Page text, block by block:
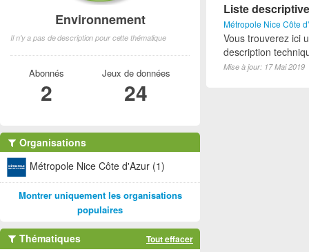
Liste
Métropole Nice Côte
Vous trouverez ici
description
Mise à jour: 17 Mai 2019
Environnement
Il n'y a pas de description pour cette thématique
Abonnés
2
Jeux de données
24
Organisations
Métropole Nice Côte d'Azur (1)
Montrer uniquement les organisations
populaires
Thématiques Tout effacer